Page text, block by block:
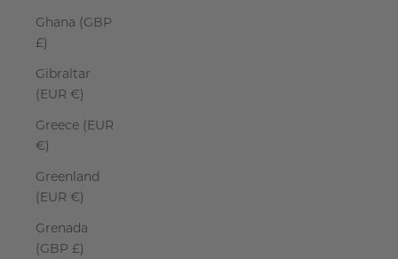
Ghana (GBP
£)
Gibraltar
(EUR €)
Greece (EUR
€)
Greenland
(EUR €)
Grenada
(GBP £)